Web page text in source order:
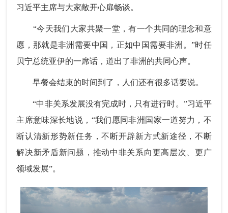
习近平主席与大家敞开心扉畅谈。
“今天我们大家共聚一堂，有一个共同的理念和意
愿，那就是非洲需要中国，正如中国需要非洲。”时任
贝宁总统亚伊的一席话，道出了非洲的共同心声。
早餐会结束的时间到了，人们还有很多话要说。
“中非关系发展没有完成时，只有进行时。”习近平
主席意味深长地说，“我们愿同非洲国家一道努力，不
断认清新形势新任务，不断开辟新方式新途径，不断
解决新矛盾新问题，推动中非关系向更高层次、更广
领域发展”。